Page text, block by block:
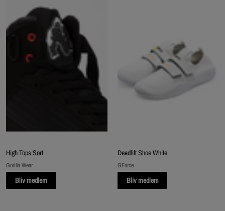
High Tops Sort
Gorilla Wear
Bliv medlem
Deadlift Shoe White
GForce
Bliv medlem